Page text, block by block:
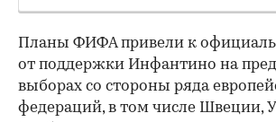
Планы ФИФА привели к
от поддержки Инфантино на
выборах со стороны ряда
федераций, в том числе Швеции,